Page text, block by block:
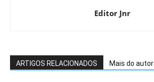
Editor Jnr
ARTIGOS RELACIONADOS Mais do autor